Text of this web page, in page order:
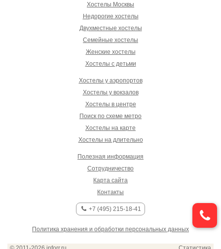
Хостелы Москвы
Недорогие хостелы
Двухместные хостелы
Семейные хостелы
Женские хостелы
Хостелы с детьми
Хостелы у аэропортов
Хостелы у вокзалов
Хостелы в центре
Поиск по схеме метро
Хостелы на карте
Хостелы на длительно
Полезная информация
Сотрудничество
Карта сайта
Контакты
+7 (495) 215-18-41
Политика хранения и обработки персональных данных